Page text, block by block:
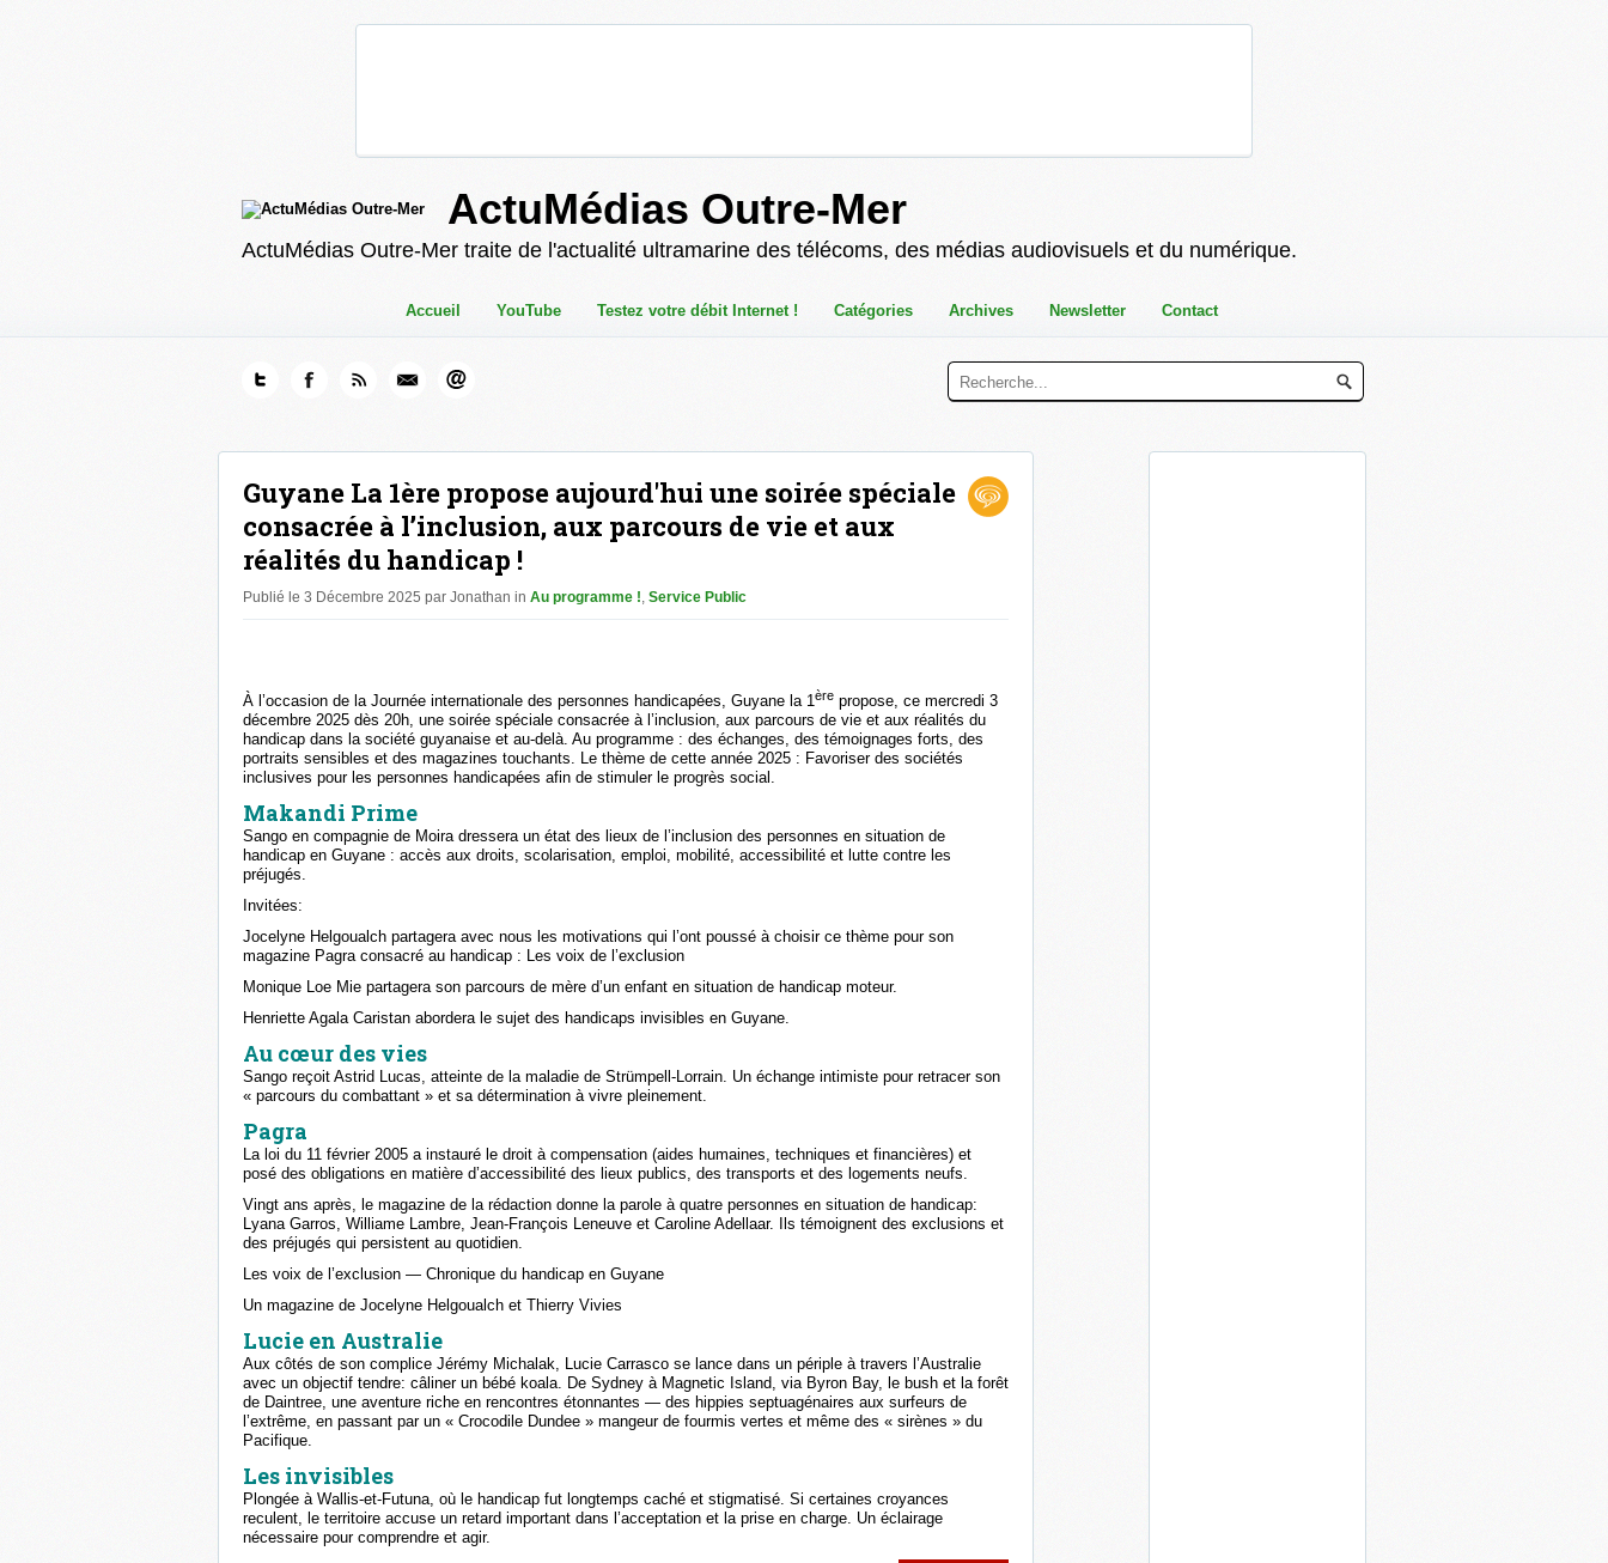
ActuMédias Outre-Mer
ActuMédias Outre-Mer traite de l'actualité ultramarine des télécoms, des médias audiovisuels et du numérique.
Accueil YouTube Testez votre débit Internet ! Catégories Archives Newsletter Contact
Guyane La 1ère propose aujourd'hui une soirée spéciale
consacrée à l’inclusion, aux parcours de vie et aux
réalités du handicap !
Publié le 3 Décembre 2025 par Jonathan in Au programme !, Service Public
À l’occasion de la Journée internationale des personnes handicapées, Guyane la 1ère propose, ce mercredi 3
décembre 2025 dès 20h, une soirée spéciale consacrée à l’inclusion, aux parcours de vie et aux réalités du
handicap dans la société guyanaise et au-delà. Au programme : des échanges, des témoignages forts, des
portraits sensibles et des magazines touchants. Le thème de cette année 2025 : Favoriser des sociétés
inclusives pour les personnes handicapées afin de stimuler le progrès social.
Makandi Prime
Sango en compagnie de Moira dressera un état des lieux de l’inclusion des personnes en situation de
handicap en Guyane : accès aux droits, scolarisation, emploi, mobilité, accessibilité et lutte contre les
préjugés.
Invitées:
Jocelyne Helgoualch partagera avec nous les motivations qui l’ont poussé à choisir ce thème pour son
magazine Pagra consacré au handicap : Les voix de l’exclusion
Monique Loe Mie partagera son parcours de mère d’un enfant en situation de handicap moteur.
Henriette Agala Caristan abordera le sujet des handicaps invisibles en Guyane.
Au cœur des vies
Sango reçoit Astrid Lucas, atteinte de la maladie de Strümpell-Lorrain. Un échange intimiste pour retracer son
« parcours du combattant » et sa détermination à vivre pleinement.
Pagra
La loi du 11 février 2005 a instauré le droit à compensation (aides humaines, techniques et financières) et
posé des obligations en matière d’accessibilité des lieux publics, des transports et des logements neufs.
Vingt ans après, le magazine de la rédaction donne la parole à quatre personnes en situation de handicap:
Lyana Garros, Williame Lambre, Jean‑François Leneuve et Caroline Adellaar. Ils témoignent des exclusions et
des préjugés qui persistent au quotidien.
Les voix de l’exclusion — Chronique du handicap en Guyane
Un magazine de Jocelyne Helgoualch et Thierry Vivies
Lucie en Australie
Aux côtés de son complice Jérémy Michalak, Lucie Carrasco se lance dans un périple à travers l’Australie
avec un objectif tendre: câliner un bébé koala. De Sydney à Magnetic Island, via Byron Bay, le bush et la forêt
de Daintree, une aventure riche en rencontres étonnantes — des hippies septuagénaires aux surfeurs de
l’extrême, en passant par un « Crocodile Dundee » mangeur de fourmis vertes et même des « sirènes » du
Pacifique.
Les invisibles
Plongée à Wallis‑et‑Futuna, où le handicap fut longtemps caché et stigmatisé. Si certaines croyances
reculent, le territoire accuse un retard important dans l’acceptation et la prise en charge. Un éclairage
nécessaire pour comprendre et agir.